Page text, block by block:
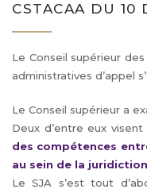
CSTACAA DU 10
Le Conseil supérieur
administratives d’appel
Le Conseil supérieur a
Deux d’entre eux
des compétences
au sein de la
Le SJA s’est tout